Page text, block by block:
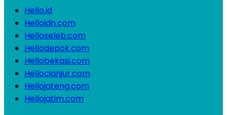
Hello.id
Helloidn.com
Helloseleb.com
Hellodepok.com
Hellobekasi.com
Hellocianjur.com
Hellojateng.com
Hellojatim.com